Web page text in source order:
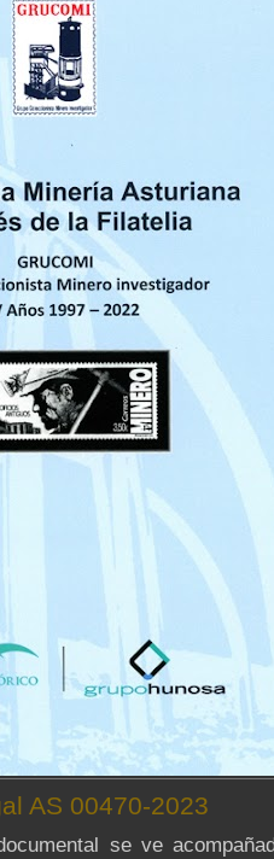
AS 00470-2023
se ve